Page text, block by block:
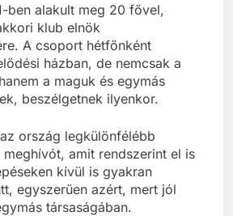
ben alakult meg 20 fővel,
klub elnök
A csoport hétfőnként
házban, de nemcsak a
a maguk és egymás
beszélgetnek ilyenkor.
ország legkülönfélébb
amit rendszerint el is
kívül is gyakran
egyszerűen azért, mert jól
társaságában.